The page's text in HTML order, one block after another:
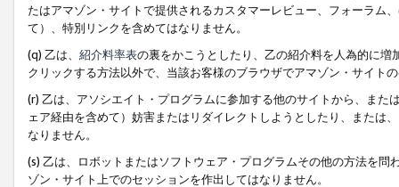
たはアマゾン・サイトで提供されるカスタマーレビュー、フォーラム
て）、特別リンクを含めてはなりません。
(q) 乙は、 紹介料率表の裏をかこうとしたり、乙の紹介料を人為的に
クリックする方法以外で、当該お客様のブラウザでアマゾン・サイト
(r) 乙は、アソシエイト・プログラムに参加する他のサイトから、ま
ェア経由を含めて）妨害またはリダイレクトしようとしたり、または
なりません。
(s) 乙は、ロボットまたはソフトウェア・プログラムその他の方法を
ゾン・サイト上でのセッションを作出してはなりません。